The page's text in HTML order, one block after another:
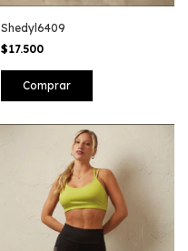
Shedyl6409
$17.500
Comprar